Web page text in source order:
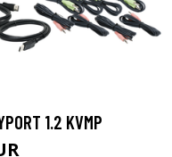
1.2 KVMP